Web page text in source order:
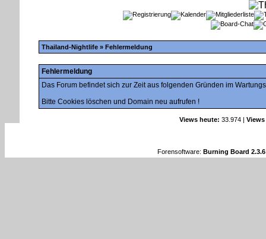
Thailand-Nightlife » Fehlermeldung
Fehlermeldung
Das Forum befindet sich zur Zeit aus folgenden Gründen im
Bitte Cookies löschen und Domain neu aufrufen !
Views heute: 33.974 |
Forensoftware: Burning Board 2.3.6